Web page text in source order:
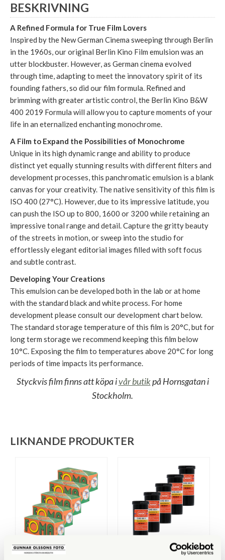
BESKRIVNING
A Refined Formula for True Film Lovers
Inspired by the New German Cinema sweeping through Berlin
in the 1960s, our original Berlin Kino Film emulsion was an
utter blockbuster. However, as German cinema evolved
through time, adapting to meet the innovatory spirit of its
founding fathers, so did our film formula. Refined and
brimming with greater artistic control, the Berlin Kino B&W
400 2019 Formula will allow you to capture moments of your
life in an eternalized enchanting monochrome.
A Film to Expand the Possibilities of Monochrome
Unique in its high dynamic range and ability to produce
distinct yet equally stunning results with different filters and
development processes, this panchromatic emulsion is a blank
canvas for your creativity. The native sensitivity of this film is
ISO 400 (27°C). However, due to its impressive latitude, you
can push the ISO up to 800, 1600 or 3200 while retaining an
impressive tonal range and detail. Capture the gritty beauty
of the streets in motion, or sweep into the studio for
effortlessly elegant editorial images filled with soft focus
and subtle contrast.
Developing Your Creations
This emulsion can be developed both in the lab or at home
with the standard black and white process. For home
development please consult our development chart below.
The standard storage temperature of this film is 20°C, but for
long term storage we recommend keeping this film below
10°C. Exposing the film to temperatures above 20°C for long
periods of time impacts its performance.
Styckvis film finns att köpa ivår butikpå Hornsgatan i
Stockholm.
LIKNANDE PRODUKTER
Fomapan